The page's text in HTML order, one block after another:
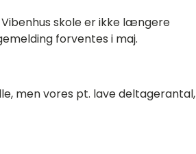
skole er ikke længere
forventes i maj.
men vores pt. lave deltagerantal,